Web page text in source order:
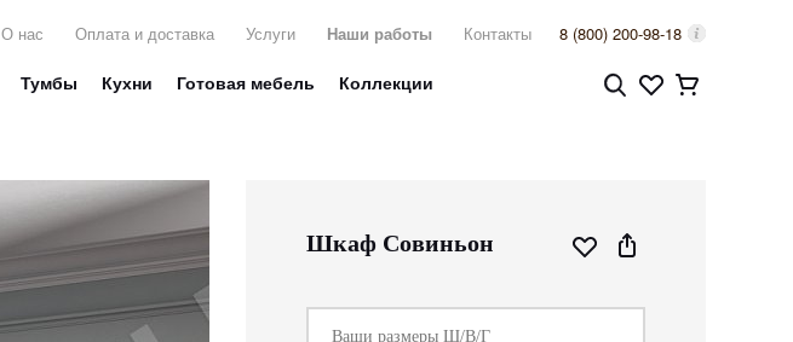
О нас Оплата и доставка Услуги Наши работы Контакты 8 (800) 200-98-18
Тумбы Кухни Готовая мебель Коллекции
Шкаф Совиньон